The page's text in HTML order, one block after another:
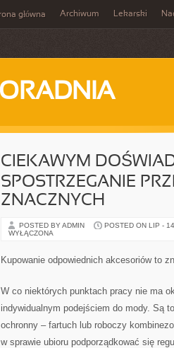
główna Archiwum Lekarski
CIEKAWYM
SPOSTRZEGANIE
ZNACZNYCH
POSTED BY ADMIN POSTED ON LIP -
WYŁĄCZONA
Kupowanie odpowiednich akcesoriów to
W co niektórych punktach pracy nie ma
indywidualnym podejściem do mody. Są
ochronny – fartuch lub roboczy
w sprawie ubioru podporządkować się